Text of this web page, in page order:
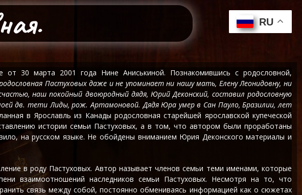
30 марта 2001 года Нине Аниськиной. Познакомившись с родословной,
Пастуховых даже и не упоминает ни нашу мать, Елену Леонидовну, ни
наш покойный двоюродный дядя, Юрий Деконский, составил родословную
дв. тети Лиды, рож. Артамоновой. Дядя Юра умер в Сан Пауло, Бразилии, лет
в Ярославль из Канады родословная старейшей ярославской купеческой
истории семьи Пастуховых, а в том, что автором были проработаны
на русском языке. Не обойдены вниманием Юрия Деконского материалы и
в роду Пастуховых. Автор называет членов семьи теми именами, которые
взаимоотношений наследников семьи Пастуховых. Несмотря на то, что
связь между собой, постоянно обмениваясь информацией как о сюжетах
RU